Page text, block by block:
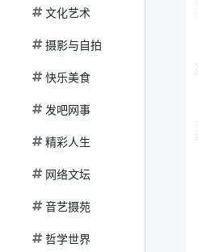
文化艺术
摄影与自拍
快乐美食
发吧网事
精彩人生
网络文坛
音艺摄苑
哲学世界